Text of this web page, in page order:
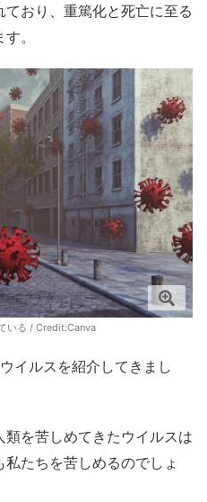
おり、重篤化と死亡に至る
。
いる / Credit:Canva
イルスを紹介してきまし
を苦しめてきたウイルスは
たちを苦しめるのでしょ